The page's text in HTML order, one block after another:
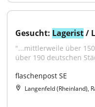
Gesucht: Lagerist /
"...mittlerweile über
über 190 deutschen
flaschenpost SE
Langenfeld (Rheinland),